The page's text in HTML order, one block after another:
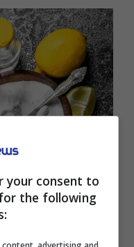
le macchie gialle nel
your consent to
the following